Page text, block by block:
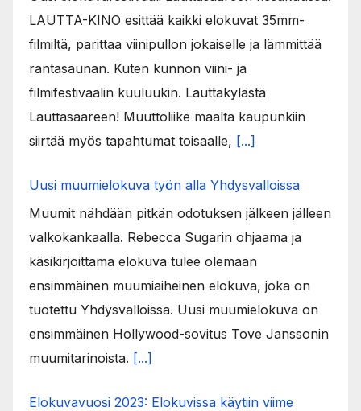
LAUTTA-KINO esittää kaikki elokuvat 35mm-
filmiltä, parittaa viinipullon jokaiselle ja lämmittää
rantasaunan. Kuten kunnon viini- ja
filmifestivaalin kuuluukin. Lauttakylästä
Lauttasaareen! Muuttoliike maalta kaupunkiin
siirtää myös tapahtumat toisaalle, [...]
Uusi muumielokuva työn alla Yhdysvalloissa
Muumit nähdään pitkän odotuksen jälkeen jälleen
valkokankaalla. Rebecca Sugarin ohjaama ja
käsikirjoittama elokuva tulee olemaan
ensimmäinen muumiaiheinen elokuva, joka on
tuotettu Yhdysvalloissa. Uusi muumielokuva on
ensimmäinen Hollywood-sovitus Tove Janssonin
muumitarinoista. [...]
Elokuvavuosi 2023: Elokuvissa käytiin viime